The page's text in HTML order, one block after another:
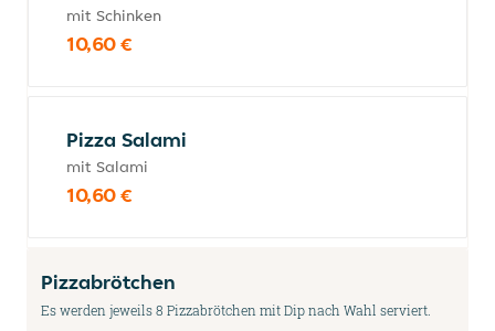
mit Schinken
10,60 €
Pizza Salami
mit Salami
10,60 €
Pizzabrötchen
Es werden jeweils 8 Pizzabrötchen mit Dip nach Wahl serviert.